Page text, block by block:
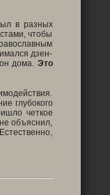
в разных
чтобы
дзен-
дома. Это
глубокого
четкое
объяснил,